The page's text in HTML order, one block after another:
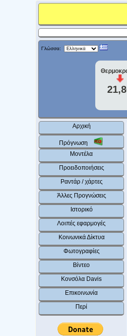
Γλώσσα:
21,8
Αρχική
Πρόγνωση
Μοντέλα
Προειδοποιήσεις
Ραντάρ / χάρτες
Άλλες Προγνώσεις
Ιστορικό
Λοιπές εφαρμογές
Κοινωνικά Δίκτυα
Φωτογραφίες
Βίντεο
Κονσόλα Davis
Επικοινωνία
Περί